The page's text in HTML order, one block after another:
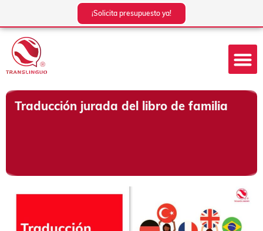
contenido
¡Solicita presupuesto ya!
Traducción jurada del libro de familia